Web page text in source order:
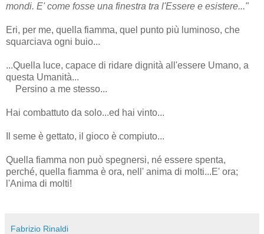
mondi. E' come fosse una finestra tra l'Essere e esistere..."
Eri, per me, quella fiamma, quel punto più luminoso, che
squarciava ogni buio...
...Quella luce, capace di ridare dignità all'essere Umano, a
questa Umanità...
Persino a me stesso...
Hai combattuto da solo...ed hai vinto...
Il seme è gettato, il gioco è compiuto...
Quella fiamma non può spegnersi, né essere spenta,
perché, quella fiamma è ora, nell' anima di molti...E' ora;
l'Anima di molti!
Fabrizio Rinaldi